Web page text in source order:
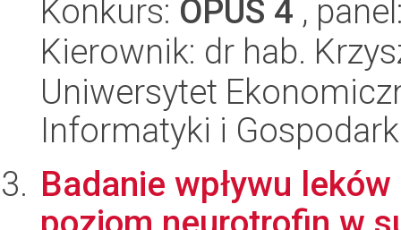
Konkurs: OPUS 4 ,
Kierownik: dr hab.
Uniwersytet
Informatyki i
Badanie wpływu